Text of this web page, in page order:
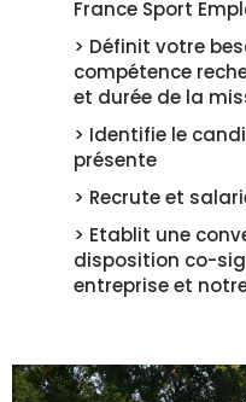
France Sport
> Définit votre
compétence
et durée de la
> Identifie le
présente
> Recrute et
> Etablit une
disposition co-
entreprise et